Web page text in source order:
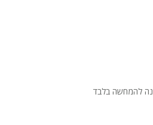
להמחשה בלבד